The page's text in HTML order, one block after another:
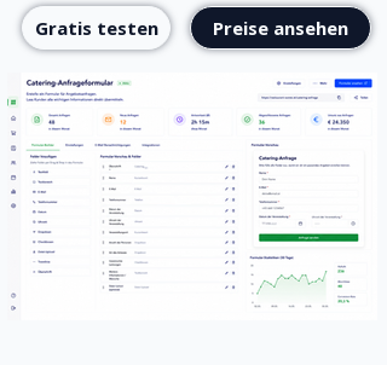
Gratis testen Preise ansehen